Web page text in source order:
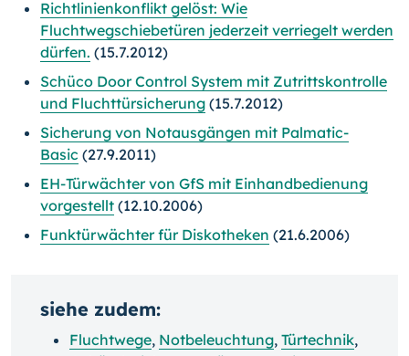
Richtlinienkonflikt gelöst: Wie
Fluchtwegschiebetüren jederzeit verriegelt werden
dürfen. (15.7.2012)
Schüco Door Control System mit Zutrittskontrolle
und Fluchttürsicherung (15.7.2012)
Sicherung von Notausgängen mit Palmatic-
Basic (27.9.2011)
EH-Türwächter von GfS mit Einhandbedienung
vorgestellt (12.10.2006)
Funktürwächter für Diskotheken (21.6.2006)
siehe zudem:
Fluchtwege, Notbeleuchtung, Türtechnik,